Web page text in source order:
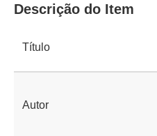
Descrição do Item
Título
Autor